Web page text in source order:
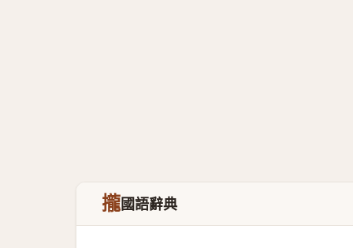
攏國語辭典